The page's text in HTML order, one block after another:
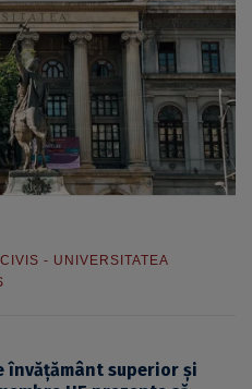
CIVIS - UNIVERSITATEA
învățământ superior și